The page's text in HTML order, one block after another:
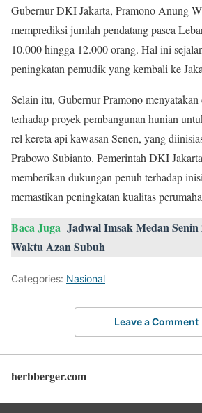
Gubernur DKI Jakarta, Pramono Anung
memprediksi jumlah pendatang pasca
10.000 hingga 12.000 orang. Hal ini
peningkatan pemudik yang kembali ke
Selain itu, Gubernur Pramono
terhadap proyek pembangunan hunian
rel kereta api kawasan Senen, yang
Prabowo Subianto. Pemerintah DKI
memberikan dukungan penuh terhadap
memastikan peningkatan kualitas
Baca Juga Jadwal Imsak Medan
Waktu Azan Subuh
Categories: Nasional
Leave a Comment
herbberger.com